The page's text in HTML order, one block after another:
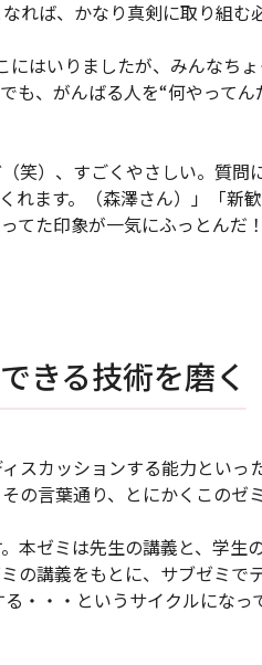
れば、かなり真剣に取り組む
はいりましたが、みんなち
も、がんばる人を“何やってん
笑）、すごくやさしい。質問
れます。（森澤さん）」「新
てた印象が一気にふっとんだ
きる技術を磨く
スカッションする能力といっ
の言葉通り、とにかくこのゼ
本ゼミは先生の講義と、学生
の講義をもとに、サブゼミで
・・・というサイクルになっ